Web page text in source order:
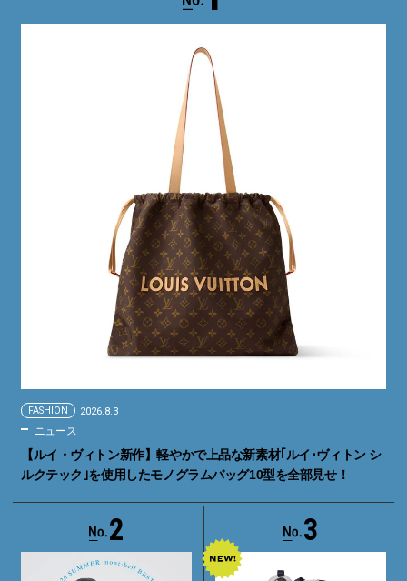
FASHION 2026.8.3
ニュース
【ルイ・ヴィトン新作】軽やかで上品な新素材｢ルイ･ヴィトン シ
ルクテック｣を使用したモノグラムバッグ10型を全部見せ！
2 3